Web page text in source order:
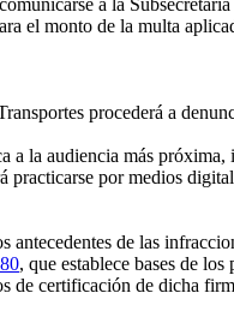
a la
el monto de la multa
procederá a
la audiencia más
por medios
de las
, que establece bases de
certificación de dicha